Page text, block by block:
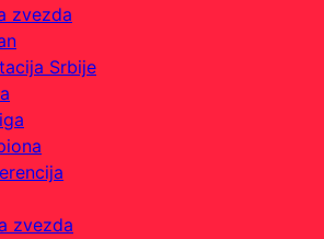
zvezda
Srbije
zvezda